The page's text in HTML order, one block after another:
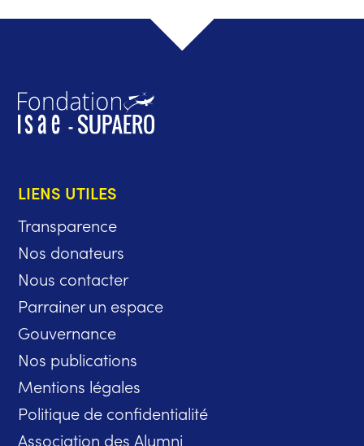
LIENS UTILES
Transparence
Nos donateurs
Nous contacter
Parrainer un espace
Gouvernance
Nos publications
Mentions légales
Politique de confidentialité
Association des Alumni